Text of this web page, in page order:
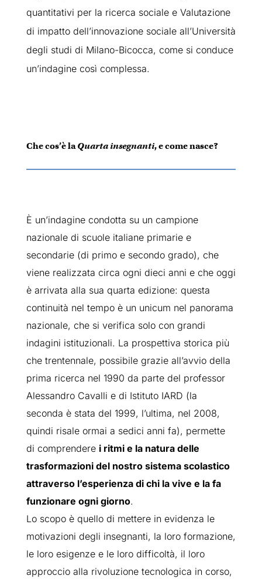
quantitativi per la ricerca sociale e Valutazione
di impatto dell’innovazione sociale all’Università
degli studi di Milano-Bicocca, come si conduce
un’indagine così complessa.
Che cos’è laQuarta insegnanti, e come nasce?
È un’indagine condotta su un campione
nazionale di scuole italiane primarie e
secondarie (di primo e secondo grado), che
viene realizzata circa ogni dieci anni e che oggi
è arrivata alla sua quarta edizione: questa
continuità nel tempo è un unicum nel panorama
nazionale, che si verifica solo con grandi
indagini istituzionali. La prospettiva storica più
che trentennale, possibile grazie all’avvio della
prima ricerca nel 1990 da parte del professor
Alessandro Cavalli e di Istituto IARD (la
seconda è stata del 1999, l’ultima, nel 2008,
quindi risale ormai a sedici anni fa), permette
di comprendere i ritmi e la natura delle
trasformazioni del nostro sistema scolastico
attraverso l’esperienza di chi la vive e la fa
funzionare ogni giorno.
Lo scopo è quello di mettere in evidenza le
motivazioni degli insegnanti, la loro formazione,
le loro esigenze e le loro difficoltà, il loro
approccio alla rivoluzione tecnologica in corso,